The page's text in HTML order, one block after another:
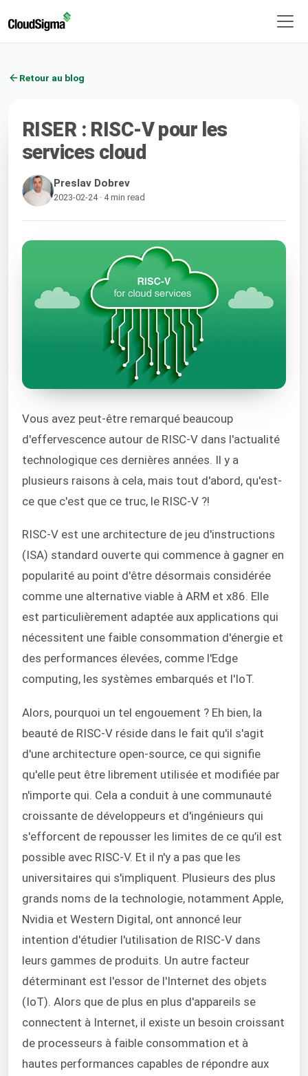
Retour au blog
RISER : RISC-V pour les
services cloud
Preslav Dobrev
2023-02-24 · 4 min read
Vous avez peut-être remarqué beaucoup
d'effervescence autour de RISC-V dans l'actualité
technologique ces dernières années. Il y a
plusieurs raisons à cela, mais tout d'abord, qu'est-
ce que c'est que ce truc, le RISC-V ?!
RISC-V est une architecture de jeu d'instructions
(ISA) standard ouverte qui commence à gagner en
popularité au point d'être désormais considérée
comme une alternative viable à ARM et x86. Elle
est particulièrement adaptée aux applications qui
nécessitent une faible consommation d'énergie et
des performances élevées, comme l'Edge
computing, les systèmes embarqués et l'IoT.
Alors, pourquoi un tel engouement ? Eh bien, la
beauté de RISC-V réside dans le fait qu'il s'agit
d'une architecture open-source, ce qui signifie
qu'elle peut être librement utilisée et modifiée par
n'importe qui. Cela a conduit à une communauté
croissante de développeurs et d'ingénieurs qui
s'efforcent de repousser les limites de ce qu’il est
possible avec RISC-V. Et il n'y a pas que les
universitaires qui s'impliquent. Plusieurs des plus
grands noms de la technologie, notamment Apple,
Nvidia et Western Digital, ont annoncé leur
intention d'étudier l'utilisation de RISC-V dans
leurs gammes de produits. Un autre facteur
déterminant est l'essor de l'Internet des objets
(IoT). Alors que de plus en plus d'appareils se
connectent à Internet, il existe un besoin croissant
de processeurs à faible consommation et à
hautes performances capables de répondre aux